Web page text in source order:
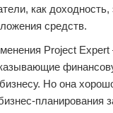
как
средств.
Project Expert
Но она
планирования